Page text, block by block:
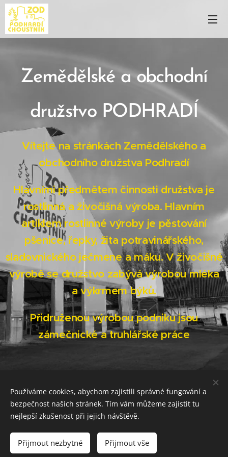
Zemědělské a obchodní
družstvo PODHRADÍ
Vítejte na stránkách Zemědělského a
obchodního družstva Podhradí
Hlavními předmětem činnosti družstva je
rostlinná a živočišná výroba. Hlavním
artiklem rostlinné výroby je pěstování
pšenice, řepky, žita potravinářského,
sladovnického ječmene a máku. V živočišné
výrobě se družstvo zabývá výrobou mléka
a výkrmem býků.
Přidruženou výrobou podniku jsou
zámečnické a truhlářské práce
Směrnice o ochraně oznamovatelů
Zemědělské a obchodní družstvo PODHRADÍ
Používáme cookies, abychom zajistili správné fungování a
bezpečnost našich stránek. Tím vám můžeme zajistit tu
nejlepší zkušenost při jejich návštěvě.
Přijmout nezbytné Přijmout vše